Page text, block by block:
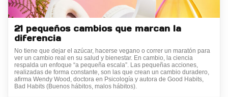
21 pequeños cambios que marcan la
diferencia
No tiene que dejar el azúcar, hacerse vegano o correr un maratón para
ver un cambio real en su salud y bienestar. En cambio, la ciencia
respalda un enfoque “a pequeña escala”. Las pequeñas acciones,
realizadas de forma constante, son las que crean un cambio duradero,
afirma Wendy Wood, doctora en Psicología y autora de Good Habits,
Bad Habits (Buenos hábitos, malos hábitos).